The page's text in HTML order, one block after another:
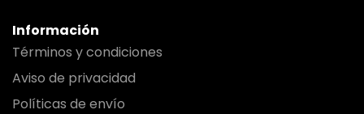
Información
Términos y condiciones
Aviso de privacidad
Políticas de envío